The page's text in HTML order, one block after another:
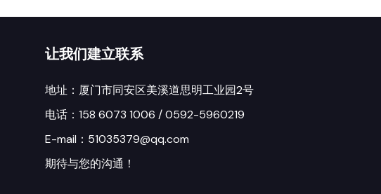
让我们建立联系
地址：厦门市同安区美溪道思明工业园2号
电话：158 6073 1006 / 0592-5960219
E-mail：51035379@qq.com
期待与您的沟通！